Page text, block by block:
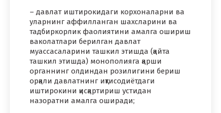
– давлат иштирокидаги корхоналарни ва
уларнинг аффилланган шахсларини ва
тадбиркорлик фаолиятини амалга ошириш
ваколатлари берилган давлат
муассасаларини ташкил этишда (қайта
ташкил этишда) монополияга қарши
органнинг олдиндан розилигини бериш
орқали давлатнинг иқтисодиётдаги
иштирокини қисқартириш устидан
назоратни амалга оширади;